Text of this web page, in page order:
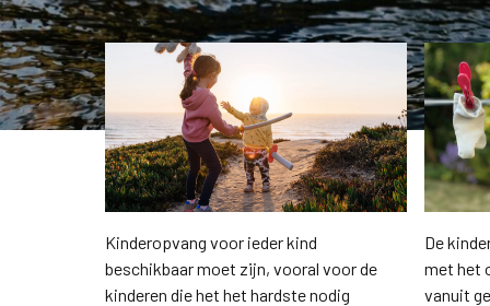
Kinderopvang voor ieder kind
beschikbaar moet zijn, vooral voor de
kinderen die het het hardste nodig
De
met het
vanuit